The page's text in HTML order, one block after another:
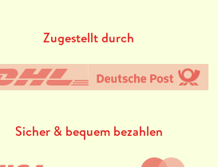
Zugestellt durch
Sicher & bequem bezahlen